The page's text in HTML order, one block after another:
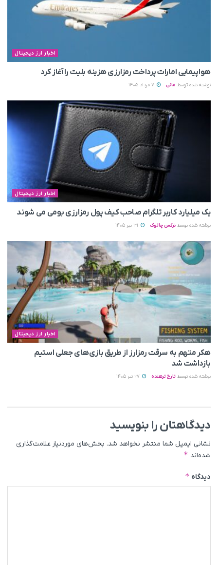
اخبار ارز دیجیتال
هواپیمایی امارات پرداخت رمزارزی هزینه بلیت را آغاز کرد
نوشته شده توسط مانی
اخبار ارز دیجیتال
یک میلیارد کاربر تلگرام صاحب کیف پول رمزارزی بومی می‌ شوند
نوشته شده توسط نرگس چالوک
اخبار ارز دیجیتال
هکر متهم به سرقت رمزارز از طریق بازی‌های جعلی استیم
بازداشت شد
نوشته شده توسط تارخ ترهنده
دیدگاهتان را بنویسید
نشانی ایمیل شما منتشر نخواهد شد. بخش‌های موردنیاز علامت‌گذاری
شده‌اند *
دیدگاه *